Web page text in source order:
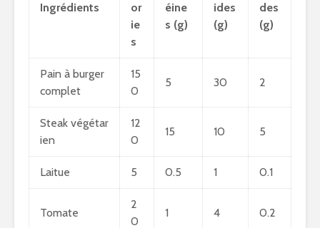
Ingrédients
or
ie
s
éine
s (g)
ides
(g)
des
(g)
Pain à burger
complet
15
0
5 30 2
Steak végétar
ien
12
0
15 10 5
Laitue 5 0.5 1 0.1
Tomate
2
0
1 4 0.2